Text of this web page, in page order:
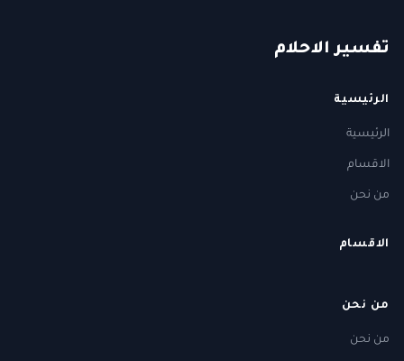
تفسير الاحلام
الرئيسية
الرئيسية
الاقسام
من نحن
الاقسام
من نحن
من نحن